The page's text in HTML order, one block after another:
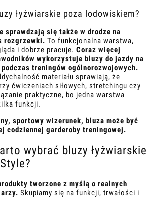
łyżwiarskie poza lodowiskiem?
sprawdzają się także w drodze na
rozgrzewki. To funkcjonalna warstwa,
i dobrze pracuje. Coraz więcej
wykorzystuje bluzy do jazdy na
podczas treningów ogólnorozwojowych.
materiału sprawiają, że
ćwiczeniach siłowych, stretchingu czy
praktyczne, bo jedna warstwa
funkcji.
sportowy wizerunek, bluza może być
codziennej garderoby treningowej.
wybrać bluzy łyżwiarskie
tworzone z myślą o realnych
Skupiamy się na funkcji, trwałości i